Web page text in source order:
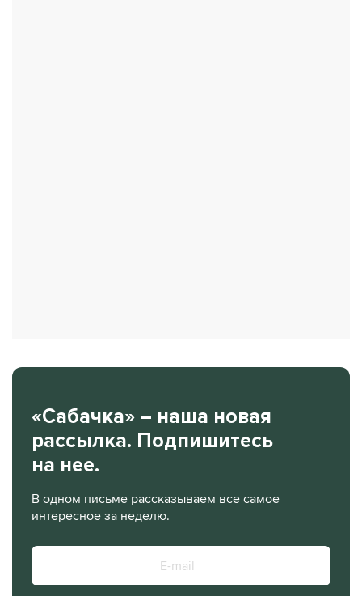
«Сабачка» – наша новая
рассылка. Подпишитесь
на нее.
В одном письме рассказываем все самое
интересное за неделю.